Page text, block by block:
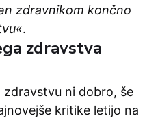
zdravnikom končno
.
zdravstva
zdravstvu ni dobro, še
kritike letijo na